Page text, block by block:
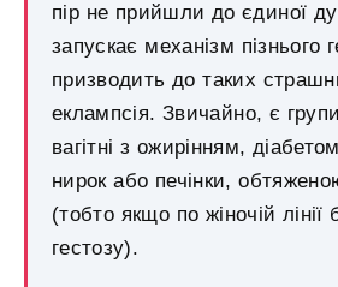
пір не прийшли до єдиної
запускає механізм пізнього
призводить до таких
еклампсія. Звичайно, є
вагітні з ожирінням,
нирок або печінки,
(тобто якщо по жіночій
гестозу).